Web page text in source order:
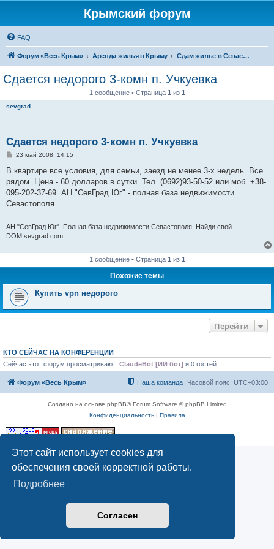
Этот сайт использует cookies для
обеспечения своей корректной работы.
Подробнее
Согласен
Крымский форум
FAQ
Форум «Весь Крым» Аренда жилья в Крыму Сдам жилье в Севастополе
Сдается недорого 3-комн п. Учкуевка
1 сообщение • Страница 1 из 1
sevgrad
Сдается недорого 3-комн п. Учкуевка
С
о
щ
е
и
23 май 2008, 14:15
В квартире все условия, для семьи, заезд не менее 3-х недель. Все
рядом. Цена - 60 долларов в сутки. Тел. (0692)93-50-52 или моб. +38-
095-202-37-69. АН "СевГрад Юг" - полная база недвижимости
Севастополя.
АН "СевГрад Юг". Полная база недвижимости Севастополя. Найди свой
DOM.sevgrad.com
1 сообщение • Страница 1 из 1
Похожие темы
Купить vpn недорого
Перейти
КТО СЕЙЧАС НА КОНФЕРЕНЦИИ
Сейчас этот форум просматривают: ClaudeBot [ИИ бот] и 0 гостей
Форум «Весь Крым» Часовой пояс: UTC+03:00
Наша команда
Создано на основе phpBB® Forum Software © phpBB Limited
Конфиденциальность| Правила